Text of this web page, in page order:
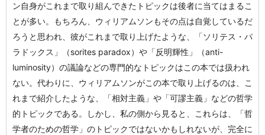
ン自身がこれまで取り組んできたトピックは後者に当てはまるこ
とが多い。もちろん、ウィリアムソンもその点は自覚しているだ
ろうと思われ、彼がこれまで取り上げたような、「ソリテス・パ
ラドックス」（sorites paradox）や「反明輝性」（anti-
luminosity）の議論などの専門的なトピックはこの本では扱われ
ない。代わりに、ウィリアムソンがこの本で取り上げるのは、こ
れまで紹介したような、「相対主義」や「可謬主義」などの哲学
的トピックである。しかし、私の側から見ると、これらは、「哲
学者のための哲学」のトピックではないかもしれないが、完全に